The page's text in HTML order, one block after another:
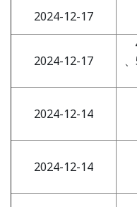
2024-12-17
2024-12-17
2024-12-14
2024-12-14